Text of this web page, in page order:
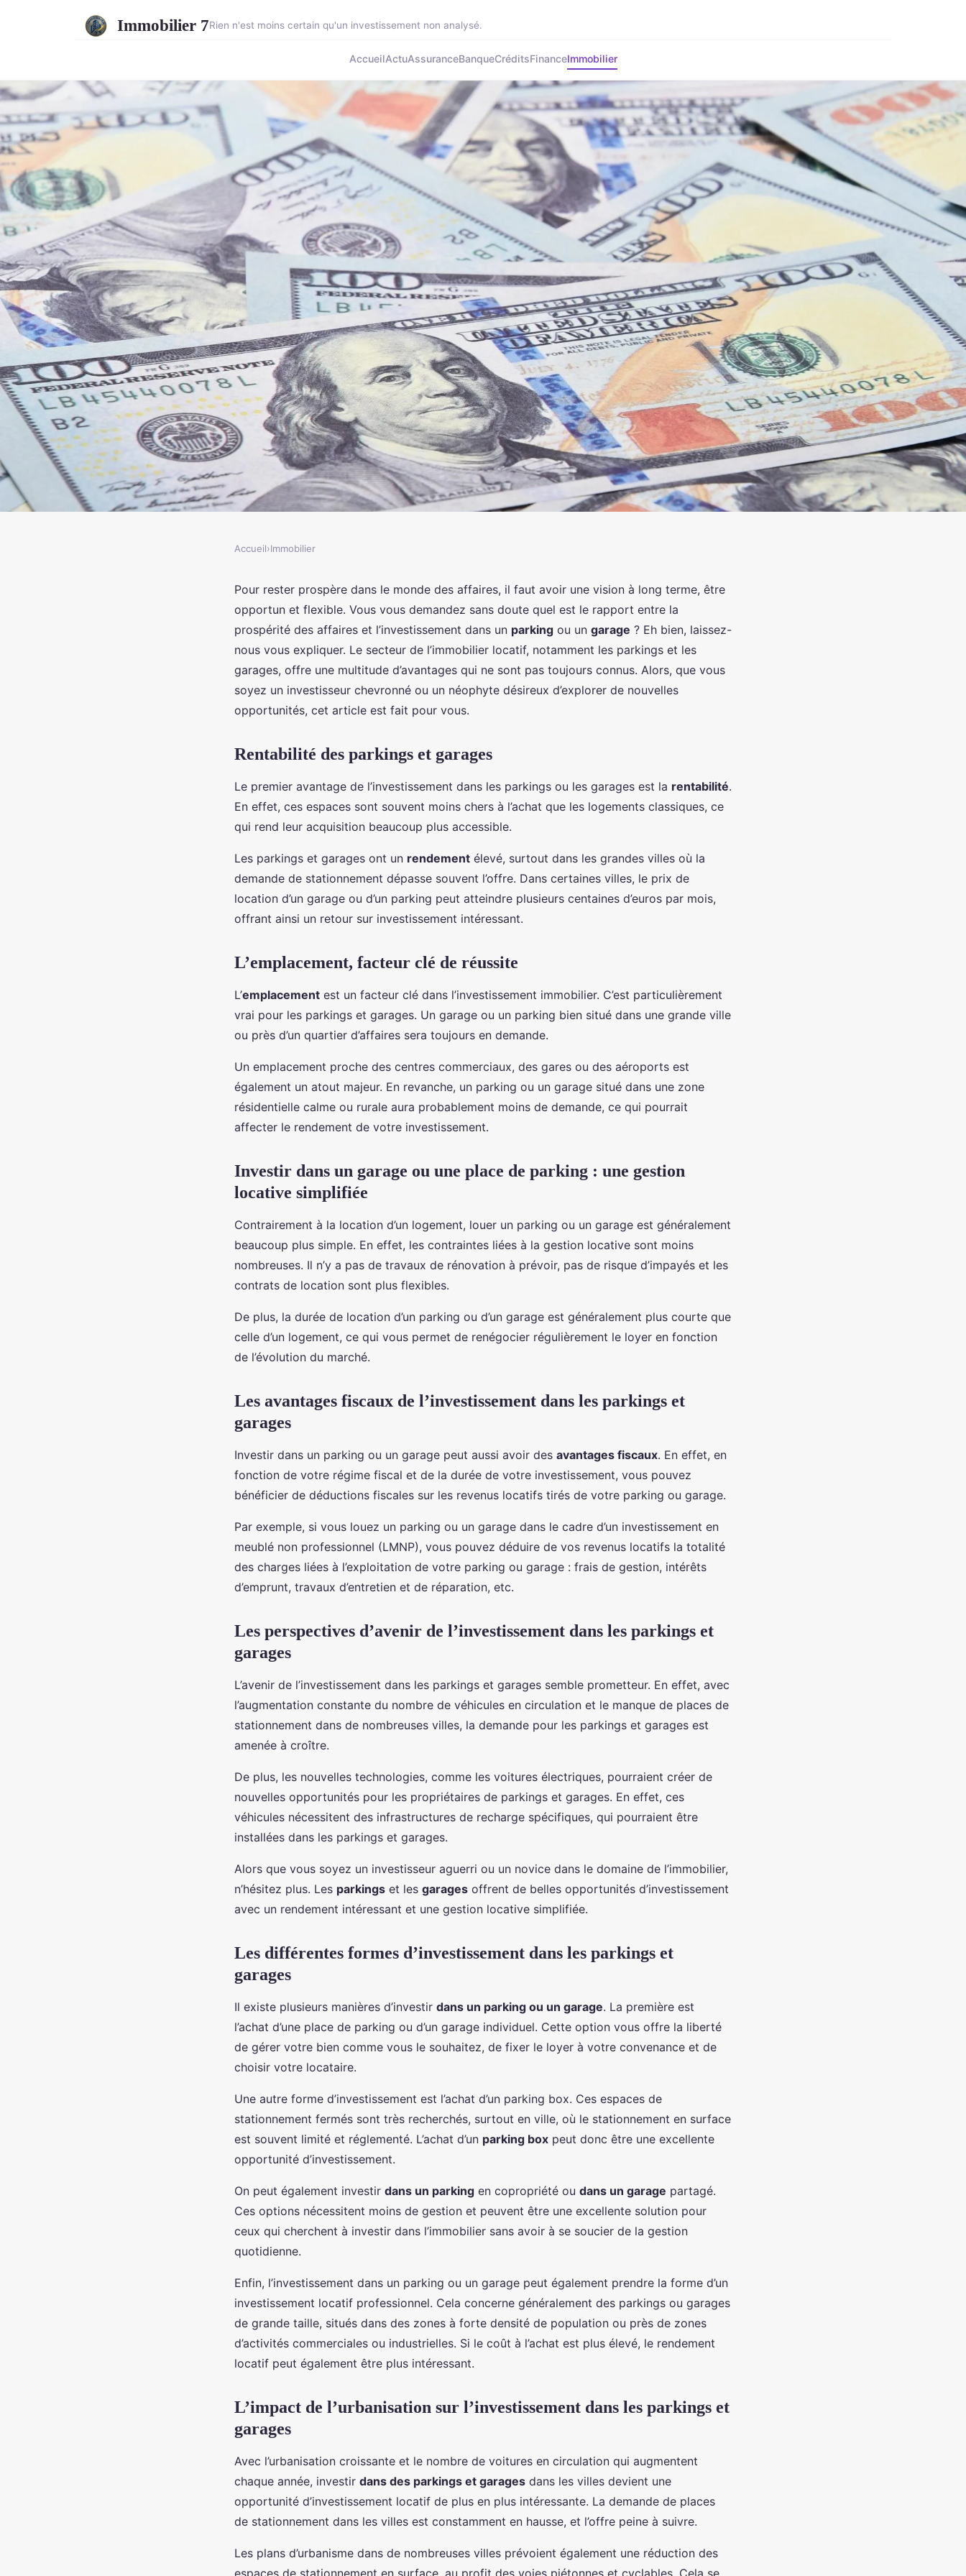
Immobilier 7Rien n'est moins certain qu'un investissement non analysé.
AccueilActuAssuranceBanqueCréditsFinanceImmobilier
Les avantages de l'investissement dans
les parkings et garages
Accueil›Immobilier
Pour rester prospère dans le monde des affaires, il faut avoir une vision à long terme, être
opportun et flexible. Vous vous demandez sans doute quel est le rapport entre la
prospérité des affaires et l’investissement dans un parking ou un garage ? Eh bien, laissez-
nous vous expliquer. Le secteur de l’immobilier locatif, notamment les parkings et les
garages, offre une multitude d’avantages qui ne sont pas toujours connus. Alors, que vous
soyez un investisseur chevronné ou un néophyte désireux d’explorer de nouvelles
opportunités, cet article est fait pour vous.
Rentabilité des parkings et garages
Le premier avantage de l’investissement dans les parkings ou les garages est la rentabilité.
En effet, ces espaces sont souvent moins chers à l’achat que les logements classiques, ce
qui rend leur acquisition beaucoup plus accessible.
Les parkings et garages ont un rendement élevé, surtout dans les grandes villes où la
demande de stationnement dépasse souvent l’offre. Dans certaines villes, le prix de
location d’un garage ou d’un parking peut atteindre plusieurs centaines d’euros par mois,
offrant ainsi un retour sur investissement intéressant.
L’emplacement, facteur clé de réussite
L’emplacement est un facteur clé dans l’investissement immobilier. C’est particulièrement
vrai pour les parkings et garages. Un garage ou un parking bien situé dans une grande ville
ou près d’un quartier d’affaires sera toujours en demande.
Un emplacement proche des centres commerciaux, des gares ou des aéroports est
également un atout majeur. En revanche, un parking ou un garage situé dans une zone
résidentielle calme ou rurale aura probablement moins de demande, ce qui pourrait
affecter le rendement de votre investissement.
Investir dans un garage ou une place de parking : une gestion
locative simplifiée
Contrairement à la location d’un logement, louer un parking ou un garage est généralement
beaucoup plus simple. En effet, les contraintes liées à la gestion locative sont moins
nombreuses. Il n’y a pas de travaux de rénovation à prévoir, pas de risque d’impayés et les
contrats de location sont plus flexibles.
De plus, la durée de location d’un parking ou d’un garage est généralement plus courte que
celle d’un logement, ce qui vous permet de renégocier régulièrement le loyer en fonction
de l’évolution du marché.
Les avantages fiscaux de l’investissement dans les parkings et
garages
Investir dans un parking ou un garage peut aussi avoir des avantages fiscaux. En effet, en
fonction de votre régime fiscal et de la durée de votre investissement, vous pouvez
bénéficier de déductions fiscales sur les revenus locatifs tirés de votre parking ou garage.
Par exemple, si vous louez un parking ou un garage dans le cadre d’un investissement en
meublé non professionnel (LMNP), vous pouvez déduire de vos revenus locatifs la totalité
des charges liées à l’exploitation de votre parking ou garage : frais de gestion, intérêts
d’emprunt, travaux d’entretien et de réparation, etc.
Les perspectives d’avenir de l’investissement dans les parkings et
garages
L’avenir de l’investissement dans les parkings et garages semble prometteur. En effet, avec
l’augmentation constante du nombre de véhicules en circulation et le manque de places de
stationnement dans de nombreuses villes, la demande pour les parkings et garages est
amenée à croître.
De plus, les nouvelles technologies, comme les voitures électriques, pourraient créer de
nouvelles opportunités pour les propriétaires de parkings et garages. En effet, ces
véhicules nécessitent des infrastructures de recharge spécifiques, qui pourraient être
installées dans les parkings et garages.
Alors que vous soyez un investisseur aguerri ou un novice dans le domaine de l’immobilier,
n’hésitez plus. Les parkings et les garages offrent de belles opportunités d’investissement
avec un rendement intéressant et une gestion locative simplifiée.
Les différentes formes d’investissement dans les parkings et
garages
Il existe plusieurs manières d’investir dans un parking ou un garage. La première est
l’achat d’une place de parking ou d’un garage individuel. Cette option vous offre la liberté
de gérer votre bien comme vous le souhaitez, de fixer le loyer à votre convenance et de
choisir votre locataire.
Une autre forme d’investissement est l’achat d’un parking box. Ces espaces de
stationnement fermés sont très recherchés, surtout en ville, où le stationnement en surface
est souvent limité et réglementé. L’achat d’un parking box peut donc être une excellente
opportunité d’investissement.
On peut également investir dans un parking en copropriété ou dans un garage partagé.
Ces options nécessitent moins de gestion et peuvent être une excellente solution pour
ceux qui cherchent à investir dans l’immobilier sans avoir à se soucier de la gestion
quotidienne.
Enfin, l’investissement dans un parking ou un garage peut également prendre la forme d’un
investissement locatif professionnel. Cela concerne généralement des parkings ou garages
de grande taille, situés dans des zones à forte densité de population ou près de zones
d’activités commerciales ou industrielles. Si le coût à l’achat est plus élevé, le rendement
locatif peut également être plus intéressant.
L’impact de l’urbanisation sur l’investissement dans les parkings et
garages
Avec l’urbanisation croissante et le nombre de voitures en circulation qui augmentent
chaque année, investir dans des parkings et garages dans les villes devient une
opportunité d’investissement locatif de plus en plus intéressante. La demande de places
de stationnement dans les villes est constamment en hausse, et l’offre peine à suivre.
Les plans d’urbanisme dans de nombreuses villes prévoient également une réduction des
espaces de stationnement en surface, au profit des voies piétonnes et cyclables. Cela se